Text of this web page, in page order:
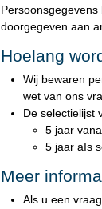
doorgegeven aan
Hoelang
Wij bewaren
wet van ons
De selectielijst
5 jaar
5 jaar aIs
Meer
Als u een